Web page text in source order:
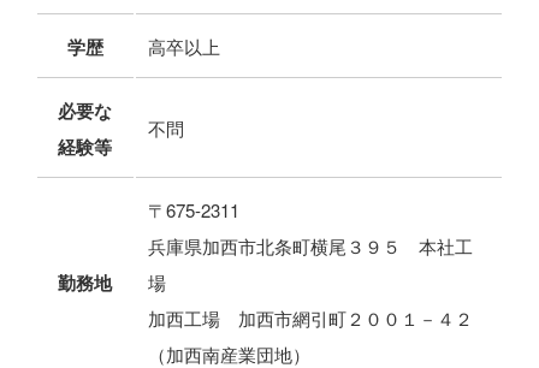
学歴 高卒以上
必要な
経験等
不問
勤務地
〒675-2311
兵庫県加西市北条町横尾３９５ 本社工
場
加西工場 加西市網引町２００１－４２
（加西南産業団地）